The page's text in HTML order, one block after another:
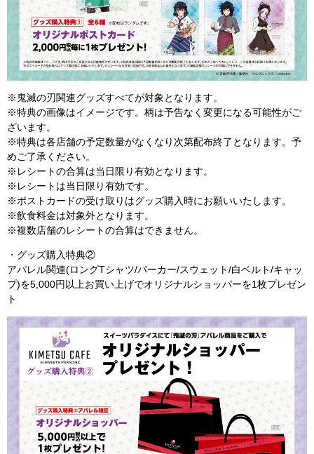
※鬼滅の刃関連グッズすべてが対象となります。
※特典の画像はイメージです。柄は予告なく変更になる可能性がご
ざいます。
※特典は各店舗の予定数量がなくなり次第配布終了となります。予
めご了承ください。
※レシートの合算は当日限り有効となります。
※レシートは当日限り有効です。
※ポストカードの受け取りはグッズ購入時にお願いいたします。
※飲食料金は対象外となります。
※複数店舗のレシートの合算はできません。
・グッズ購入特典②
アパレル関連(ロングTシャツ/パーカー/スウェット/白ベルト/キャッ
プ)を5,000円以上お買い上げでオリジナルショッパーを1枚プレゼン
ト